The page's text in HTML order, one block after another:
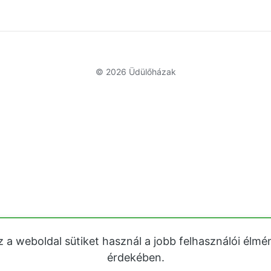
© 2026 Üdülőházak
a weboldal sütiket használ a jobb felhasználói
érdekében.